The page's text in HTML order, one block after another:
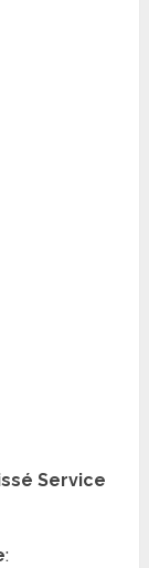
Service
: